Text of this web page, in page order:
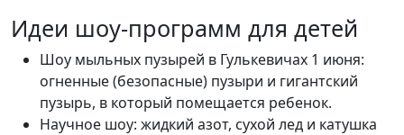
Идеи шоу-программ для детей
Шоу мыльных пузырей в Гулькевичах 1 июня:
огненные (безопасные) пузыри и гигантский
пузырь, в который помещается ребенок.
Научное шоу: жидкий азот, сухой лед и катушка